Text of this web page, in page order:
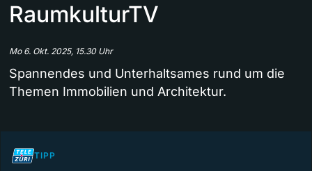
RaumkulturTV
Mo 6. Okt. 2025, 15.30 Uhr
Spannendes und Unterhaltsames rund um die
Themen Immobilien und Architektur.
TIPP